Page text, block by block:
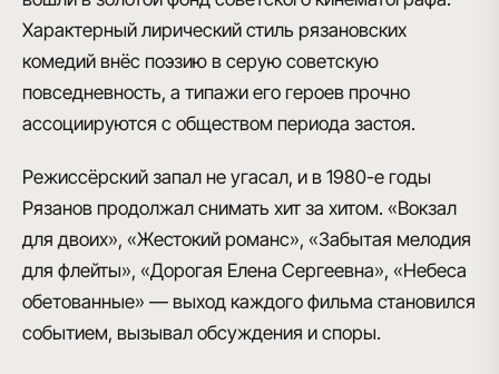
Характерный лирический стиль рязановских
комедий внёс поэзию в серую советскую
повседневность, а типажи его героев прочно
ассоциируются с обществом периода застоя.
Режиссёрский запал не угасал, и в 1980-е годы
Рязанов продолжал снимать хит за хитом. «Вокзал
для двоих», «Жестокий романс», «Забытая мелодия
для флейты», «Дорогая Елена Сергеевна», «Небеса
обетованные» — выход каждого фильма становился
событием, вызывал обсуждения и споры.